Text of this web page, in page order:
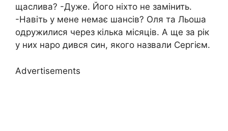
щаслива? -Дуже. Його ніхто не замінить.
-Навіть у мене немає шансів? Оля та Льоша
одружилися через кілька місяців. А ще за рік
у них наро дився син, якого назвали Сергієм.
Advertisements